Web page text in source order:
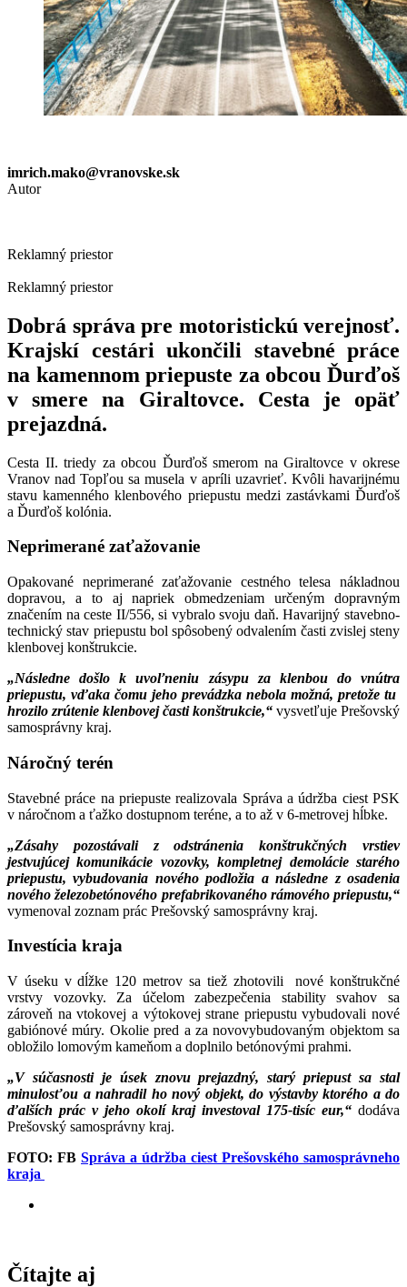
imrich.mako@vranovske.sk
Autor
Reklamný priestor
Reklamný priestor
Dobrá správa pre motoristickú verejnosť.
Krajskí cestári ukončili stavebné práce
na kamennom priepuste za obcou Ďurďoš
v smere na Giraltovce. Cesta je opäť
prejazdná.
Cesta II. triedy za obcou Ďurďoš smerom na Giraltovce v okrese
Vranov nad Topľou sa musela v apríli uzavrieť. Kvôli havarijnému
stavu kamenného klenbového priepustu medzi zastávkami Ďurďoš
a Ďurďoš kolónia.
Neprimerané zaťažovanie
Opakované neprimerané zaťažovanie cestného telesa nákladnou
dopravou, a to aj napriek obmedzeniam určeným dopravným
značením na ceste II/556, si vybralo svoju daň. Havarijný stavebno-
technický stav priepustu bol spôsobený odvalením časti zvislej steny
klenbovej konštrukcie.
„Následne došlo k uvoľneniu zásypu za klenbou do vnútra
priepustu, vďaka čomu jeho prevádzka nebola možná, pretože tu
hrozilo zrútenie klenbovej časti konštrukcie,“ vysvetľuje Prešovský
samosprávny kraj.
Náročný terén
Stavebné práce na priepuste realizovala Správa a údržba ciest PSK
v náročnom a ťažko dostupnom teréne, a to až v 6-metrovej hĺbke.
„Zásahy pozostávali z odstránenia konštrukčných vrstiev
jestvujúcej komunikácie vozovky, kompletnej demolácie starého
priepustu, vybudovania nového podložia a následne z osadenia
nového železobetónového prefabrikovaného rámového priepustu,“
vymenoval zoznam prác Prešovský samosprávny kraj.
Investícia kraja
V úseku v dĺžke 120 metrov sa tiež zhotovili nové konštrukčné
vrstvy vozovky. Za účelom zabezpečenia stability svahov sa
zároveň na vtokovej a výtokovej strane priepustu vybudovali nové
gabiónové múry. Okolie pred a za novovybudovaným objektom sa
obložilo lomovým kameňom a doplnilo betónovými prahmi.
„V súčasnosti je úsek znovu prejazdný, starý priepust sa stal
minulosťou a nahradil ho nový objekt, do výstavby ktorého a do
ďalších prác v jeho okolí kraj investoval 175-tisíc eur,“ dodáva
Prešovský samosprávny kraj.
FOTO: FB Správa a údržba ciest Prešovského samosprávneho
kraja
Čítajte aj